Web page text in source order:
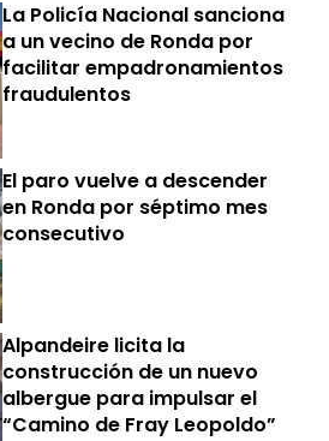
La Policía Nacional sanciona
a un vecino de Ronda por
facilitar empadronamientos
fraudulentos
El paro vuelve a descender
en Ronda por séptimo mes
consecutivo
Alpandeire licita la
construcción de un nuevo
albergue para impulsar el
“Camino de Fray Leopoldo”